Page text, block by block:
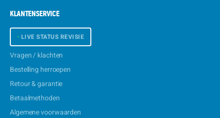
KLANTENSERVICE
• LIVE STATUS REVISIE
Vragen / klachten
Bestelling herroepen
Retour & garantie
Betaalmethoden
Algemene voorwaarden